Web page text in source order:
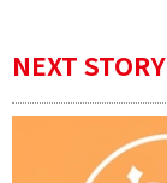
NEXT STORY